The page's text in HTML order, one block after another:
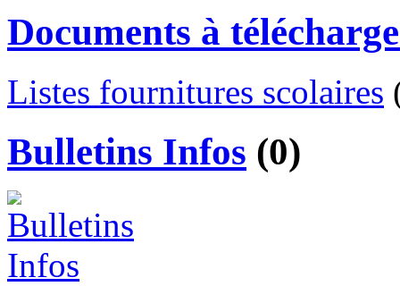
Documents à
Listes fournitures scolaires
Bulletins Infos (0)